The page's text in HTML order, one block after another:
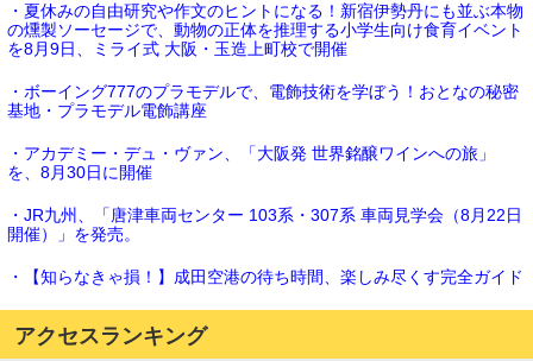
・夏休みの自由研究や作文のヒントになる！新宿伊勢丹にも並ぶ本物
の燻製ソーセージで、動物の正体を推理する小学生向け食育イベント
を8月9日、ミライ式 大阪・玉造上町校で開催
・ボーイング777のプラモデルで、電飾技術を学ぼう！おとなの秘密
基地・プラモデル電飾講座
・アカデミー・デュ・ヴァン、「大阪発 世界銘醸ワインへの旅」
を、8月30日に開催
・JR九州、「唐津車両センター 103系・307系 車両見学会（8月22日
開催）」を発売。
・【知らなきゃ損！】成田空港の待ち時間、楽しみ尽くす完全ガイド
アクセスランキング